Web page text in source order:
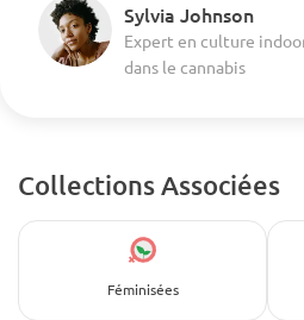
Sylvia Johnson
Expert en culture
dans le cannabis
Collections Associées
Féminisées